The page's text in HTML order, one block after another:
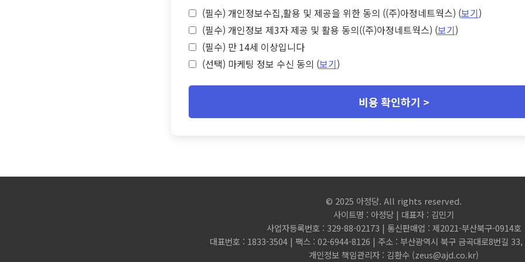
(필수) 개인정보수집,활용 및 제공을 위한 동의 ((주)아정네트웍스) (보기)
(필수) 개인정보 제3자 제공 및 활용 동의((주)아정네트웍스) (보기)
(필수) 만 14세 이상입니다
(선택) 마케팅 정보 수신 동의 (보기)
비용 확인하기 >
© 2025 아정당. All rights reserved.
사이트명 : 아정당 | 대표자 : 김민기
사업자등록번호 : 329-88-02173 | 통신판매업 : 제2021-부산북구-0914호
대표번호 : 1833-3504 | 팩스 : 02-6944-8126 | 주소 : 부산광역시 북구 금곡대로8번길 33,
개인정보 책임관리자 : 김환수 (zeus@ajd.co.kr)